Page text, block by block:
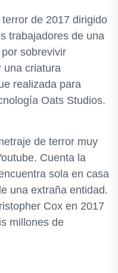
de 2017 dirigido
trabajadores de una
sobrevivir
una criatura
realizada para
Oats Studios.
de terror muy
Cuenta la
sola en casa
una extraña entidad.
Cox en 2017
millones de